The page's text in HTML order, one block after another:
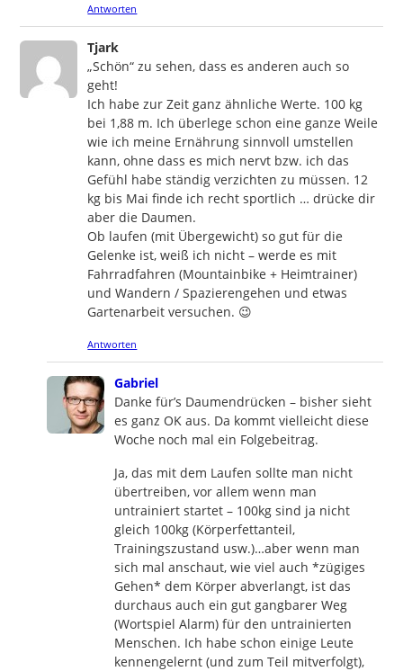
Antworten
Tjark
„Schön“ zu sehen, dass es anderen auch so
geht!
Ich habe zur Zeit ganz ähnliche Werte. 100 kg
bei 1,88 m. Ich überlege schon eine ganze Weile
wie ich meine Ernährung sinnvoll umstellen
kann, ohne dass es mich nervt bzw. ich das
Gefühl habe ständig verzichten zu müssen. 12
kg bis Mai finde ich recht sportlich … drücke dir
aber die Daumen.
Ob laufen (mit Übergewicht) so gut für die
Gelenke ist, weiß ich nicht – werde es mit
Fahrradfahren (Mountainbike + Heimtrainer)
und Wandern / Spazierengehen und etwas
Gartenarbeit versuchen. 😉
Antworten
Gabriel
Danke für’s Daumendrücken – bisher sieht
es ganz OK aus. Da kommt vielleicht diese
Woche noch mal ein Folgebeitrag.
Ja, das mit dem Laufen sollte man nicht
übertreiben, vor allem wenn man
untrainiert startet – 100kg sind ja nicht
gleich 100kg (Körperfettanteil,
Trainingszustand usw.)…aber wenn man
sich mal anschaut, wie viel auch *zügiges
Gehen* dem Körper abverlangt, ist das
durchaus auch ein gut gangbarer Weg
(Wortspiel Alarm) für den untrainierten
Menschen. Ich habe schon einige Leute
kennengelernt (und zum Teil mitverfolgt),